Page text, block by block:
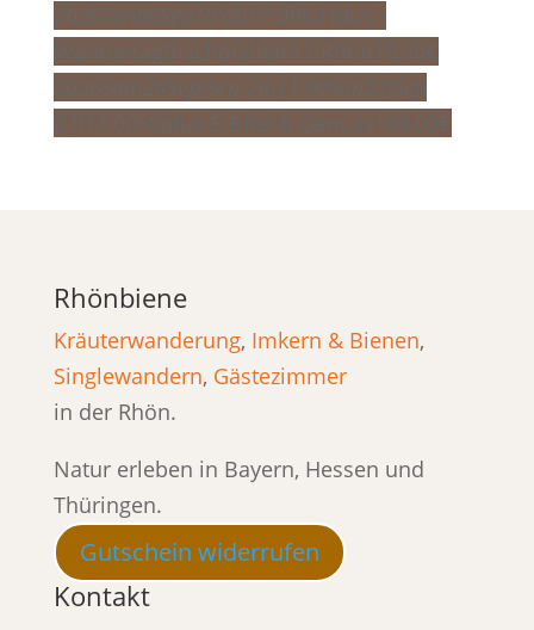
2026
Son 06 Sep 10:00 17:00
Wandertag
2026
Sam 26 Sep (Sep 26) 11:00 Son 27
(Sep
27)
17:00 50plus E-Bike & Genuss
Rhönbiene
Kräuterwanderung, Imkern & Bienen,
Singlewandern, Gästezimmer
in der Rhön.
Natur erleben in Bayern, Hessen und
Thüringen.
Gutschein widerrufen
Kontakt